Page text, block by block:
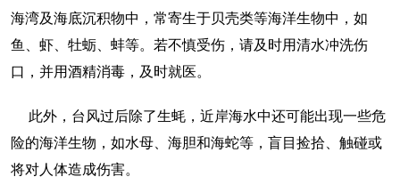
海湾及海底沉积物中，常寄生于贝壳类等海洋生物中，如
鱼、虾、牡蛎、蚌等。若不慎受伤，请及时用清水冲洗伤
口，并用酒精消毒，及时就医。
此外，台风过后除了生蚝，近岸海水中还可能出现一些危
险的海洋生物，如水母、海胆和海蛇等，盲目捡拾、触碰或
将对人体造成伤害。